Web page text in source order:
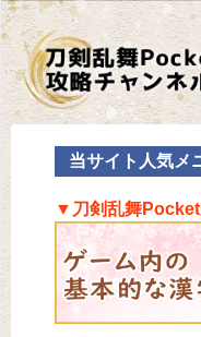
当サイト人気メ
▼刀剣乱舞Pocket